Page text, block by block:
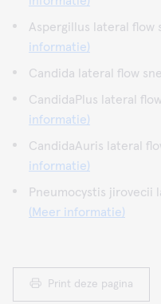
Aspergillus lateral flow
informatie)
Candida lateral flow
CandidaPlus lateral
informatie)
CandidaAuris lateral
informatie)
Pneumocystis jirovecii
(Meer informatie)
Print deze pagina